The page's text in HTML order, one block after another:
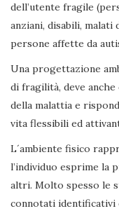
dell’utente fragile
anziani, disabili,
persone affette da
Una progettazione
di fragilità, deve
della malattia e
vita flessibili ed
L´ambiente fisico
l’individuo esprime la
altri. Molto spesso le
connotati identificativi